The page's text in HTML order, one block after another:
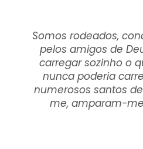
Somos rodeados,
pelos amigos de
carregar sozinho o
nunca poderia
numerosos santos
me, amparam-